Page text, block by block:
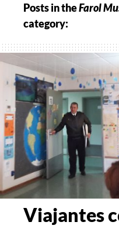
Posts in theFarol
category:
Viajantes